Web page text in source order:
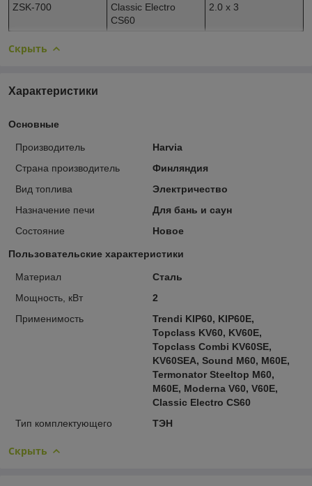
ZSK-700
Classic Electro
CS60
2.0 x 3
Скрыть
Характеристики
Основные
Производитель
Harvia
Страна производитель
Финляндия
Вид топлива
Электричество
Назначение печи
Для бань и саун
Состояние
Новое
Пользовательские характеристики
Материал
Сталь
Мощность, кВт
2
Применимость
Trendi KIP60, KIP60E,
Topclass KV60, KV60E,
Topclass Combi KV60SE,
KV60SEA, Sound M60, M60E,
Termonator Steeltop M60,
M60E, Moderna V60, V60E,
Classic Electro CS60
Тип комплектующего
ТЭН
Скрыть